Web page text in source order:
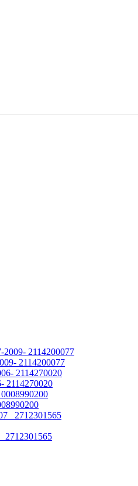
2114200077
2114270020
2712301565